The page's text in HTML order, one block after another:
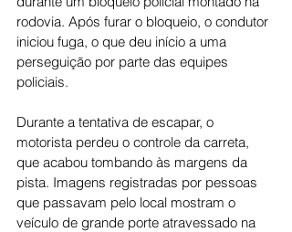
rodovia. Após furar o bloqueio, o condutor
iniciou fuga, o que deu início a uma
perseguição por parte das equipes
policiais.
Durante a tentativa de escapar, o
motorista perdeu o controle da carreta,
que acabou tombando às margens da
pista. Imagens registradas por pessoas
que passavam pelo local mostram o
veículo de grande porte atravessado na